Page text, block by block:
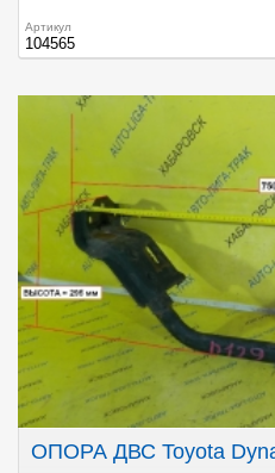
Артикул
104565
ОПОРА ДВС Toyota